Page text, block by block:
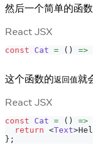
然后一个简单的函
React JSX
const Cat = ( ) =>
这个函数的返回值就
React JSX
const Cat = ( ) =>
return <Text>
} ;